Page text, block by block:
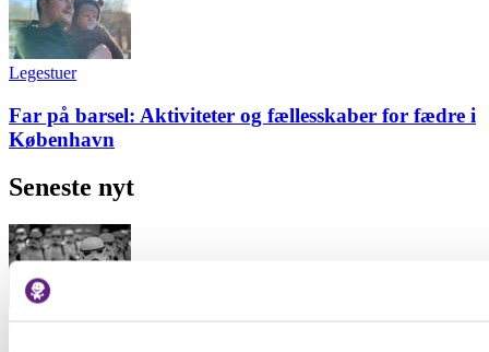
Legestuer
Far på barsel: Aktiviteter og fællesskaber for fædre i
København
Seneste nyt